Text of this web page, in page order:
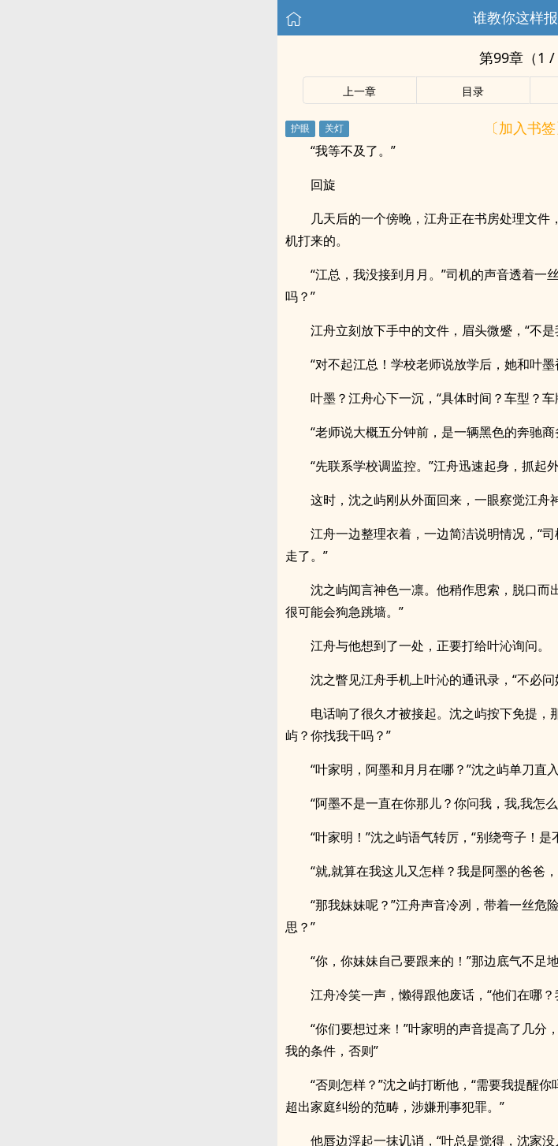
谁教你这样
第99章（1 /
上一章 目录
〔加入书签
“我等不及了。”
回旋
几天后的一个傍晚，江舟正在书房处理文
机打来的。
“江总，我没接到月月。”司机的声音透着一
吗？”
江舟立刻放下手中的文件，眉头微蹙，“不是
“对不起江总！学校老师说放学后，她和叶
叶墨？江舟心下一沉，“具体时间？车型？
“老师说大概五分钟前，是一辆黑色的奔驰
“先联系学校调监控。”江舟迅速起身，抓起外
这时，沈之屿刚从外面回来，一眼察觉江舟
江舟一边整理衣着，一边简洁说明情况，“
走了。”
沈之屿闻言神色一凛。他稍作思索，脱口而
很可能会狗急跳墙。”
江舟与他想到了一处，正要打给叶沁询问。
沈之瞥见江舟手机上叶沁的通讯录，“不必
电话响了很久才被接起。沈之屿按下免提，
屿？你找我干吗？”
“叶家明，阿墨和月月在哪？”沈之屿单刀直入
“阿墨不是一直在你那儿？你问我，我,我怎
“叶家明！”沈之屿语气转厉，“别绕弯子！
“就,就算在我这儿又怎样？我是阿墨的爸爸
“那我妹妹呢？”江舟声音冷冽，带着一丝危
思？”
“你，你妹妹自己要跟来的！”那边底气不足地
江舟冷笑一声，懒得跟他废话，“他们在哪
“你们要想过来！”叶家明的声音提高了几分
我的条件，否则”
“否则怎样？”沈之屿打断他，“需要我提醒
超出家庭纠纷的范畴，涉嫌刑事犯罪。”
他唇边浮起一抹讥诮，“叶总是觉得，沈家没